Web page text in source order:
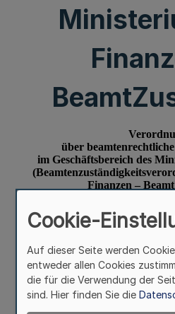
Cookie-
Auf dieser Seite werden
entweder allen Cookies
die für die Verwendung der
sind. Hier finden Sie die